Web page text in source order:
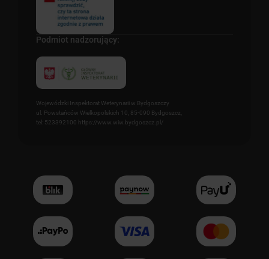
Podmiot nadzorujący:
Wojewódzki Inspektorat Weterynarii w Bydgoszczy
ul. Powstańców Wielkopolskich 10, 85-090 Bydgoszcz,
tel: 523392100 https://www.wiw.bydgoszcz.pl/